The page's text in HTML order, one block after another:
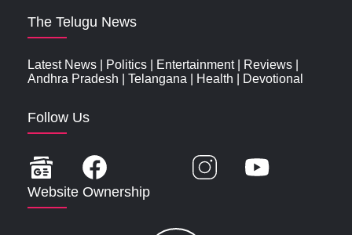
The Telugu News
Latest News Politics Entertainment| Reviews
Andhra Pradesh
Telangana Health Devotional
Follow Us
Website Ownership